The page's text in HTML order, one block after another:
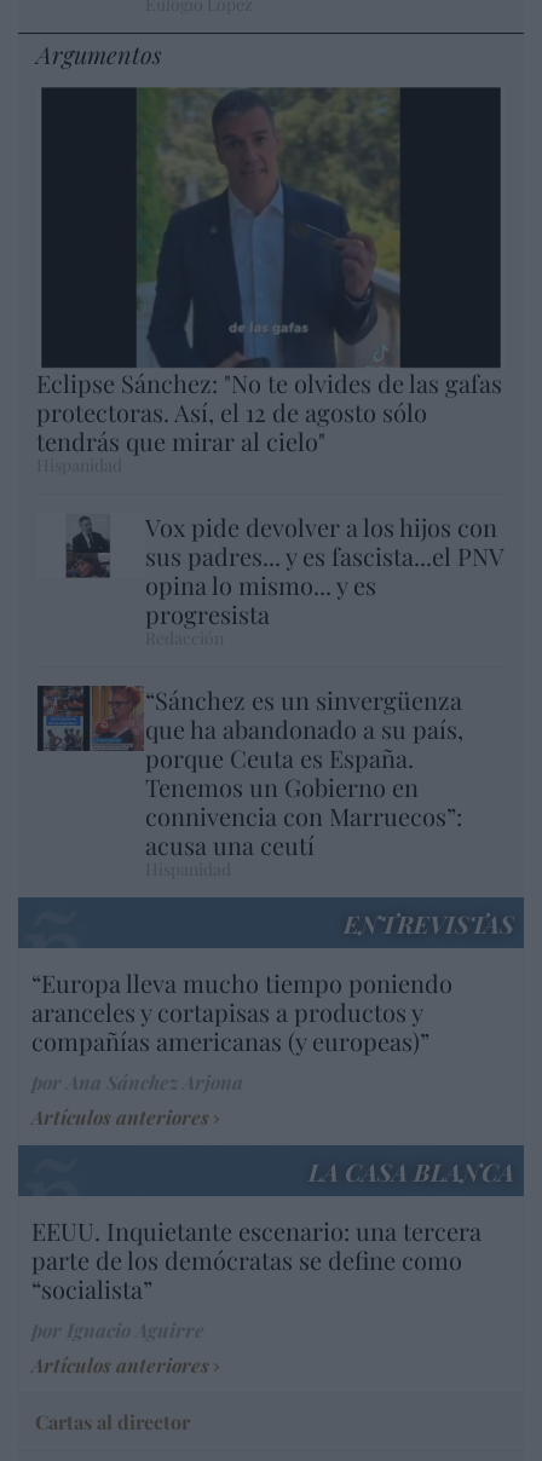
Argumentos
Eclipse Sánchez: "No te olvides de las gafas
protectoras. Así, el 12 de agosto sólo
tendrás que mirar al cielo"
Vox pide devolver a los hijos con
sus padres... y es fascista...el PNV
opina lo mismo... y es
progresista
“Sánchez es un sinvergüenza
que ha abandonado a su país,
porque Ceuta es España.
Tenemos un Gobierno en
connivencia con Marruecos”:
acusa una ceutí
ENTREVISTAS
“Europa lleva mucho tiempo poniendo
aranceles y cortapisas a productos y
compañías americanas (y europeas)”
Artículos anteriores
LA CASA BLANCA
EEUU. Inquietante escenario: una tercera
parte de los demócratas se define como
“socialista”
Artículos anteriores
Cartas al director